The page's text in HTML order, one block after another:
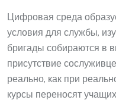
Цифровая среда
условия для службы,
бригады собираются в
присутствие
реально, как при
курсы переносят